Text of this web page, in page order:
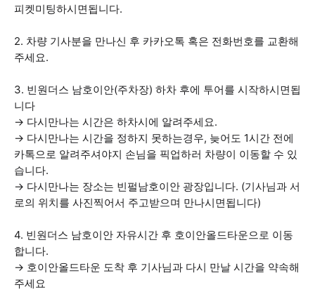
피켓미팅하시면됩니다.
2. 차량 기사분을 만나신 후 카카오톡 혹은 전화번호를 교환해
주세요.
3. 빈원더스 남호이안(주차장) 하차 후에 투어를 시작하시면됩
니다
→ 다시만나는 시간은 하차시에 알려주세요.
→ 다시만나는 시간을 정하지 못하는경우, 늦어도 1시간 전에
카톡으로 알려주셔야지 손님을 픽업하러 차량이 이동할 수 있
습니다.
→ 다시만나는 장소는 빈펄남호이안 광장입니다. (기사님과 서
로의 위치를 사진찍어서 주고받으며 만나시면됩니다)
4. 빈원더스 남호이안 자유시간 후 호이안올드타운으로 이동
합니다.
→ 호이안올드타운 도착 후 기사님과 다시 만날 시간을 약속해
주세요